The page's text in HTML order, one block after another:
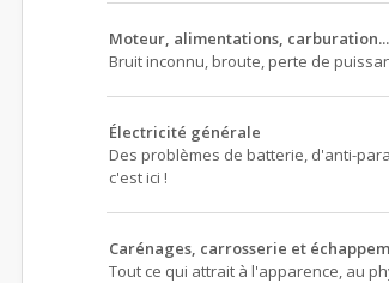
Moteur, alimentations, carburation...
Bruit inconnu, broute, perte de
Électricité générale
Des problèmes de batterie, d'anti-
c'est ici !
Carénages, carrosserie et
Tout ce qui attrait à l'apparence, au